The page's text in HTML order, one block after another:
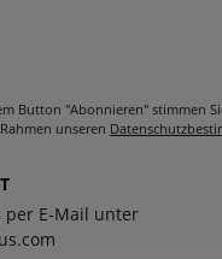
Button "Abonnieren" stimmen
unseren
per E-Mail unter